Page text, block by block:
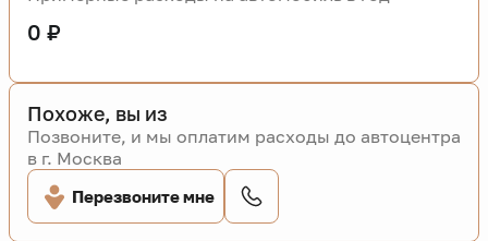
0 ₽
Похоже, вы из
Позвоните, и мы оплатим расходы до автоцентра
в г. Москва
Перезвоните мне